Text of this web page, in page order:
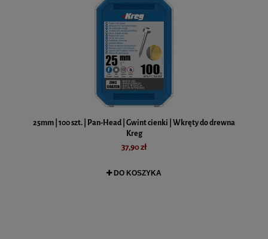
25mm | 100 szt. | Pan-Head | Gwint cienki | Wkręty do drewna
Kreg
37,90 zł
DO KOSZYKA